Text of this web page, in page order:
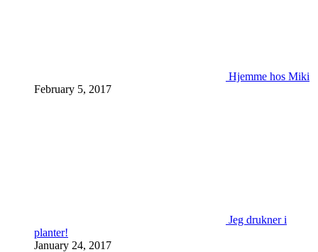
Hjemme hos Miki
February 5, 2017
Jeg drukner i
planter!
January 24, 2017